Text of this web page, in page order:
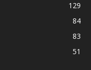
129
84
83
51